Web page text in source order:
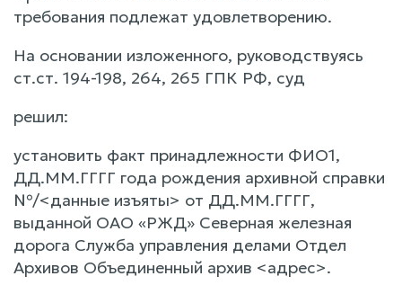
требования подлежат удовлетворению.
На основании изложенного, руководствуясь
ст.ст. 194-198, 264, 265 ГПК РФ, суд
решил:
установить факт принадлежности ФИО1,
ДД.ММ.ГГГГ года рождения архивной справки
№/<данные изъяты> от ДД.ММ.ГГГГ,
выданной ОАО «РЖД» Северная железная
дорога Служба управления делами Отдел
Архивов Объединенный архив <адрес>.